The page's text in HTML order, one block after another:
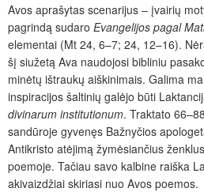
Avos aprašytas scenarijus – įvairių
pagrindą sudaro Evangelijos pagal
elementai (Mt 24, 6–7; 24, 12–16).
šį siužetą Ava naudojosi bibliniu
minėtų ištraukų aiškinimais. Galima
inspiracijos šaltinių galėjo būti
divinarum institutionum. Traktato
sandūroje gyvenęs Bažnyčios
Antikristo atėjimą žymėsiančius
poemoje. Tačiau savo kalbine raiška
akivaizdžiai skiriasi nuo Avos poemos.